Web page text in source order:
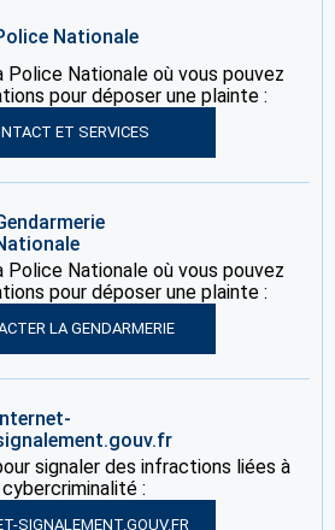
Nationale
Nationale où vous pouvez
pour déposer une plainte :
ET SERVICES
Nationale où vous pouvez
pour déposer une plainte :
LA GENDARMERIE
Internet-
signaler des infractions liées à
:
SIGNALEMENT.GOUV.FR